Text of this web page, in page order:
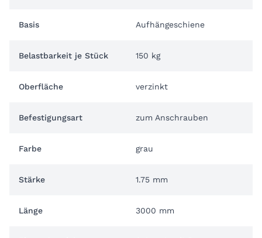
Basis Aufhängeschiene
Belastbarkeit je Stück 150 kg
Oberfläche verzinkt
Befestigungsart zum Anschrauben
Farbe grau
Stärke 1.75 mm
Länge 3000 mm